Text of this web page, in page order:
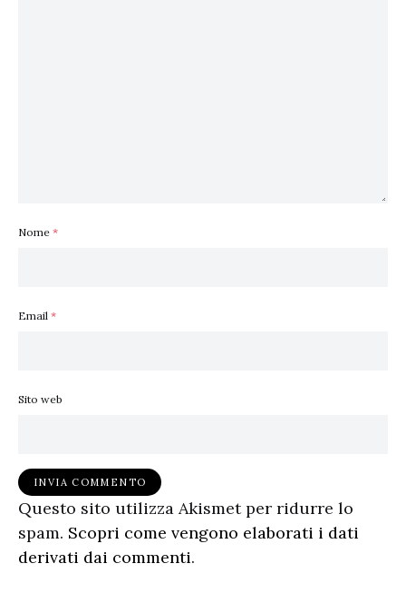
Nome *
Email *
Sito web
Questo sito utilizza Akismet per ridurre lo
spam. Scopri come vengono elaborati i dati
derivati dai commenti.